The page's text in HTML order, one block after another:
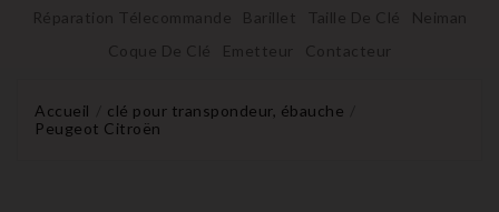
Réparation Télecommande Barillet Taille De Clé
Neiman
Coque De Clé
Emetteur Contacteur
Accueil
clé pour transpondeur, ébauche
Peugeot Citroën